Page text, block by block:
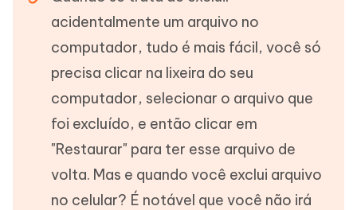
acidentalmente um arquivo no
computador, tudo é mais fácil, você só
precisa clicar na lixeira do seu
computador, selecionar o arquivo que
foi excluído, e então clicar em
"Restaurar" para ter esse arquivo de
volta. Mas e quando você exclui arquivo
no celular? É notável que você não irá